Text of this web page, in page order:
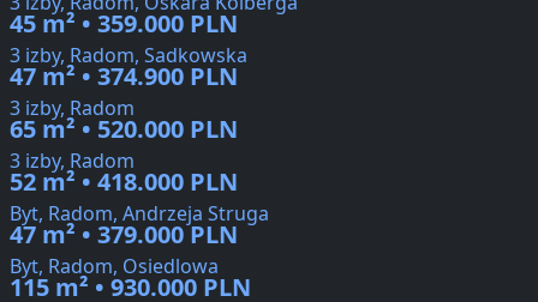
45 m² • 359.000 PLN
3 izby, Radom, Sadkowska
47 m² • 374.900 PLN
3 izby, Radom
65 m² • 520.000 PLN
3 izby, Radom
52 m² • 418.000 PLN
Byt, Radom, Andrzeja Struga
47 m² • 379.000 PLN
Byt, Radom, Osiedlowa
115 m² • 930.000 PLN